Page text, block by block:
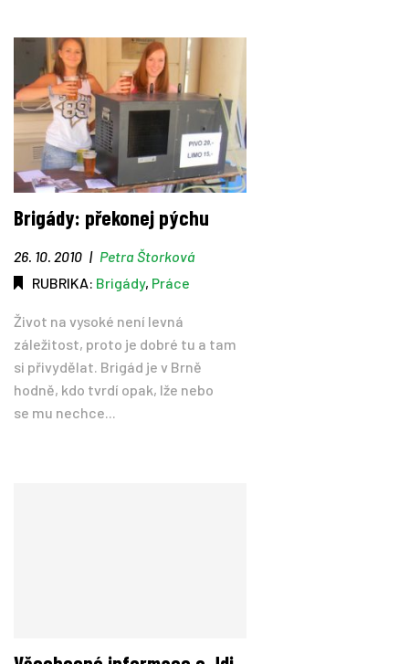
Brigády: překonej pýchu
26. 10. 2010 | Petra Štorková
RUBRIKA: Brigády, Práce
Život na vysoké není levná
záležitost, proto je dobré tu a tam
si přivydělat. Brigád je v Brně
hodně, kdo tvrdí opak, lže nebo
se mu nechce...